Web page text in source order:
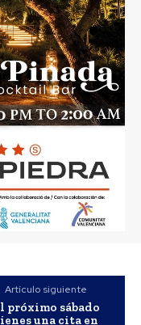
Artículo siguiente
próximo sábado
una cita en